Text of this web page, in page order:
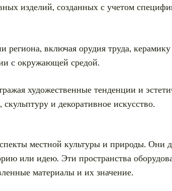
изделий, созданных с учетом
региона, включая орудия труда,
с окружающей средой.
художественные тенденции и
и декоративное искусство.
местной культуры и природы. Они
или идею. Эти пространства
материалы и их значение.